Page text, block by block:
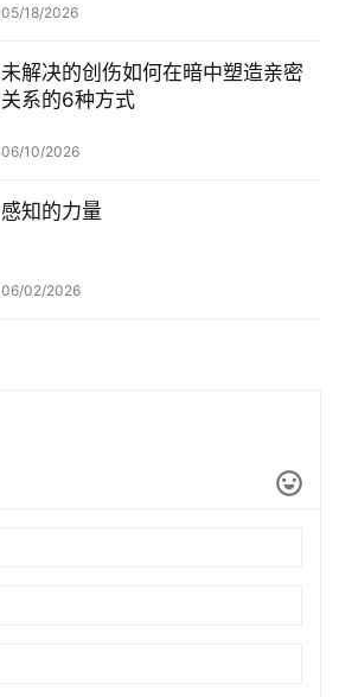
05/18/2026
未解决的创伤如何在暗中塑造亲密
关系的6种方式
06/10/2026
感知的力量
06/02/2026